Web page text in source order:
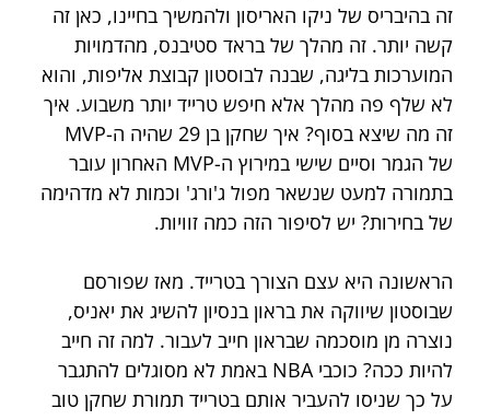
זה בהיבריס של ניקו האריסון ולהמשיך בחיינו, כאן זה
קשה יותר. זה מהלך של בראד סטיבנס, מהדמויות
המוערכות בליגה, שבנה לבוסטון קבוצת אליפות, והוא
לא שלף פה מהלך אלא חיפש טרייד יותר משבוע. איך
של הגמר וסיים שישי במירוץ ה-MVP האחרון עובר
בתמורה למעט שנשאר מפול ג'ורג' וכמות לא מדהימה
של בחירות? יש לסיפור הזה כמה זוויות.
הראשונה היא עצם הצורך בטרייד. מאז שפורסם
שבוסטון שיווקה את בראון בנסיון להשיג את יאניס,
נוצרה מן מוסכמה שבראון חייב לעבור. למה זה חייב
להיות ככה? כוכבי NBA באמת לא מסוגלים להתגבר
על כך שניסו להעביר אותם בטרייד תמורת שחקן טוב